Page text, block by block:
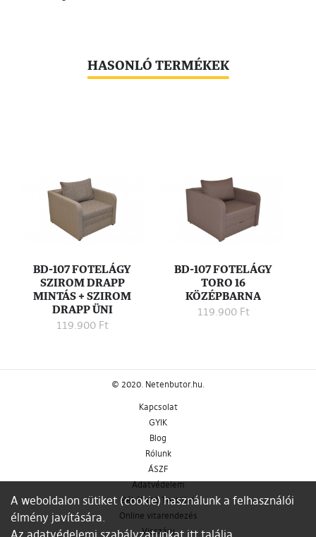
HASONLÓ TERMÉKEK
BD-107 FOTELÁGY
SZIROM DRAPP
MINTÁS + SZIROM
DRAPP ÜNI
119.900 Ft
BD-107 FOTELÁGY
TORO 16
KÖZÉPBARNA
119.900 Ft
© 2020. Netenbutor.hu.
Kapcsolat
GYIK
Blog
Rólunk
ÁSZF
Adatvédelem
Békéltető Testület
Online vitarendezés
Visszáru
A weboldalon sütiket (cookie) használunk a felhasználói
élmény javítására.
Az adatvédelemi szabályzatunkat itt találja